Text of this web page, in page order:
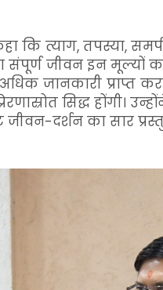
कि त्याग, तपस्या,
संपूर्ण जीवन इन मूल्यों
जानकारी प्राप्त
सिद्ध होंगी।
दर्शन का सार